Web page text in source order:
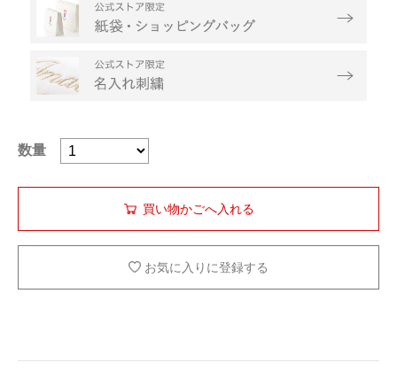
数量
お気に入りに登録する